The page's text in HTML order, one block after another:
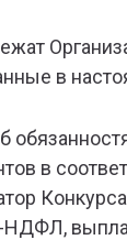
в
в
НДФЛ,